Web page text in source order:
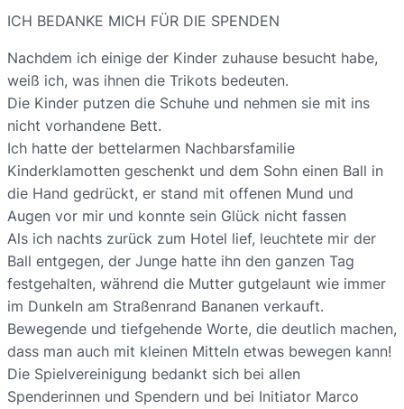
ICH BEDANKE MICH FÜR DIE SPENDEN
Nachdem ich einige der Kinder zuhause besucht habe,
weiß ich, was ihnen die Trikots bedeuten.
Die Kinder putzen die Schuhe und nehmen sie mit ins
nicht vorhandene Bett.
Ich hatte der bettelarmen Nachbarsfamilie
Kinderklamotten geschenkt und dem Sohn einen Ball in
die Hand gedrückt, er stand mit offenen Mund und
Augen vor mir und konnte sein Glück nicht fassen
Als ich nachts zurück zum Hotel lief, leuchtete mir der
Ball entgegen, der Junge hatte ihn den ganzen Tag
festgehalten, während die Mutter gutgelaunt wie immer
im Dunkeln am Straßenrand Bananen verkauft.
Bewegende und tiefgehende Worte, die deutlich machen,
dass man auch mit kleinen Mitteln etwas bewegen kann!
Die Spielvereinigung bedankt sich bei allen
Spenderinnen und Spendern und bei Initiator Marco